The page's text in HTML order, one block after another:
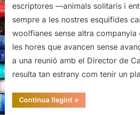
escriptores —animals solitaris i
sempre a les nostres esquifides
woolfianes sense altra companyia
les hores que avancen sense
a una reunió amb el Director de
resulta tan estrany com tenir un
Continua llegint“Dracs
de
»